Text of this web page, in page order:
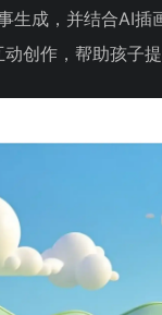
生成，并结合AI插
创作，帮助孩子